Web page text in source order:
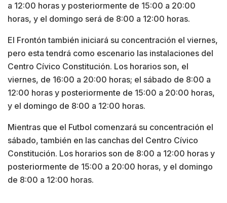
a 12:00 horas y posteriormente de 15:00 a 20:00
horas, y el domingo será de 8:00 a 12:00 horas.
El Frontón también iniciará su concentración el viernes,
pero esta tendrá como escenario las instalaciones del
Centro Cívico Constitución. Los horarios son, el
viernes, de 16:00 a 20:00 horas; el sábado de 8:00 a
12:00 horas y posteriormente de 15:00 a 20:00 horas,
y el domingo de 8:00 a 12:00 horas.
Mientras que el Futbol comenzará su concentración el
sábado, también en las canchas del Centro Cívico
Constitución. Los horarios son de 8:00 a 12:00 horas y
posteriormente de 15:00 a 20:00 horas, y el domingo
de 8:00 a 12:00 horas.